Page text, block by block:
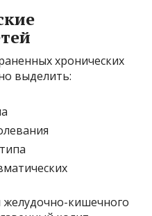
хронических
выделить:
кишечного